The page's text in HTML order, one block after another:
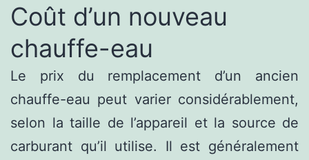
Coût d’un nouveau
chauffe-eau
Le prix du remplacement d’un ancien
chauffe-eau peut varier considérablement,
selon la taille de l’appareil et la source de
carburant qu’il utilise. Il est généralement